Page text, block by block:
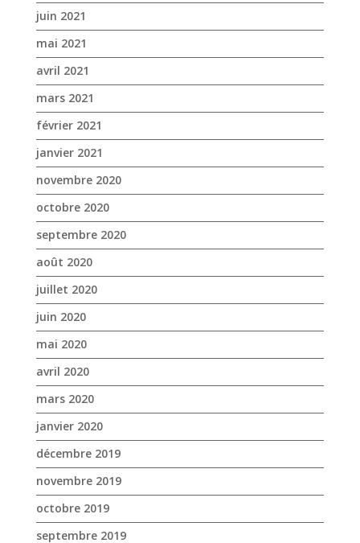
juin 2021
mai 2021
avril 2021
mars 2021
février 2021
janvier 2021
novembre 2020
octobre 2020
septembre 2020
août 2020
juillet 2020
juin 2020
mai 2020
avril 2020
mars 2020
janvier 2020
décembre 2019
novembre 2019
octobre 2019
septembre 2019